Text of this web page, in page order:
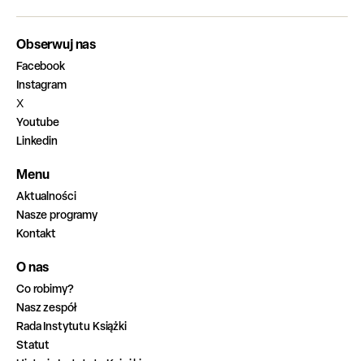
Obserwuj nas
Facebook
Instagram
X
Youtube
Linkedin
Menu
Aktualności
Nasze programy
Kontakt
O nas
Co robimy?
Nasz zespół
Rada Instytutu Książki
Statut